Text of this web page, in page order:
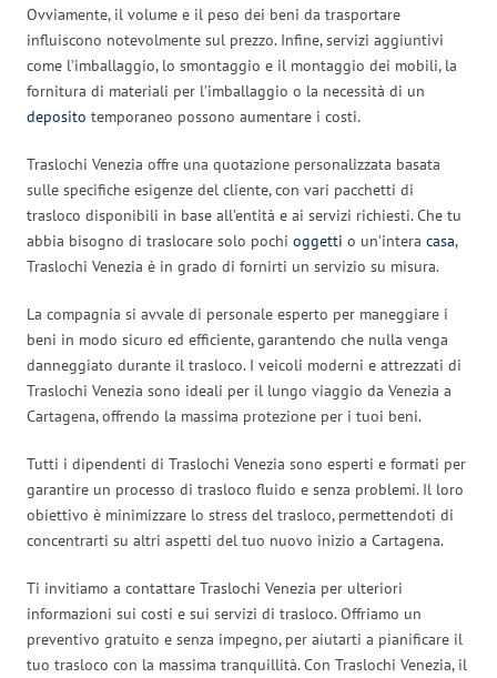
Ovviamente, il volume e il peso dei beni da trasportare
influiscono notevolmente sul prezzo. Infine, servizi aggiuntivi
come l’imballaggio, lo smontaggio e il montaggio dei mobili, la
fornitura di materiali per l’imballaggio o la necessità di un
deposito temporaneo possono aumentare i costi.
Traslochi Venezia offre una quotazione personalizzata basata
sulle specifiche esigenze del cliente, con vari pacchetti di
trasloco disponibili in base all’entità e ai servizi richiesti. Che tu
abbia bisogno di traslocare solo pochi oggetti o un’intera casa,
Traslochi Venezia è in grado di fornirti un servizio su misura.
La compagnia si avvale di personale esperto per maneggiare i
beni in modo sicuro ed efficiente, garantendo che nulla venga
danneggiato durante il trasloco. I veicoli moderni e attrezzati di
Traslochi Venezia sono ideali per il lungo viaggio da Venezia a
Cartagena, offrendo la massima protezione per i tuoi beni.
Tutti i dipendenti di Traslochi Venezia sono esperti e formati per
garantire un processo di trasloco fluido e senza problemi. Il loro
obiettivo è minimizzare lo stress del trasloco, permettendoti di
concentrarti su altri aspetti del tuo nuovo inizio a Cartagena.
Ti invitiamo a contattare Traslochi Venezia per ulteriori
informazioni sui costi e sui servizi di trasloco. Offriamo un
preventivo gratuito e senza impegno, per aiutarti a pianificare il
tuo trasloco con la massima tranquillità. Con Traslochi Venezia, il